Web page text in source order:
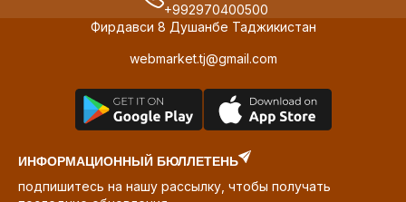
+992970400500
Фирдавси 8 Душанбе Таджикистан
webmarket.tj@gmail.com
ИНФОРМАЦИОННЫЙ БЮЛЛЕТЕНЬ
подпишитесь на нашу рассылку, чтобы получать